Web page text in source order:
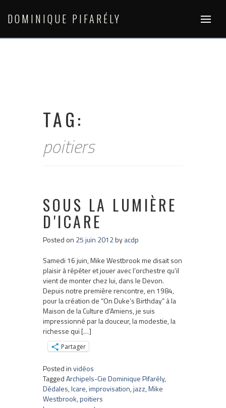
content
DOMINIQUE PIFARÉLY
TAG:
poitiers
SOUS LA LUMIÈRE
D'ICARE
Posted on 25 juin 2012byacdp
Samedi 16 juin, Mike Westbrook me disait son
plaisir à répéter et jouer avec l’orchestre qu’il
vient de monter chez lui, dans le Devon.
Depuis notre première rencontre, en 1984,
pour la création de “On Duke’s Birthday” à la
Maison de la Culture d’Amiens, je suis
impressionné par la douceur, la modestie, la
richesse qui […]
Partager
Posted invidéos
TaggedArchipels-Cie Dominique Pifarély,
Dédales,Icare,improvisation,jazz,Mike
Westbrook,poitiers